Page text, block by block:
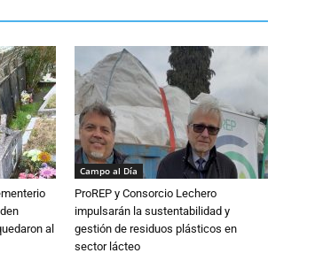
al
Campo al Día
ProREP y Consorcio Lechero
impulsarán la sustentabilidad y
gestión de residuos plásticos en
sector lácteo